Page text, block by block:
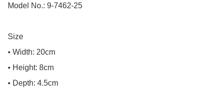
Model No.: 9-7462-25
Size
• Width: 20cm
• Height: 8cm
• Depth: 4.5cm